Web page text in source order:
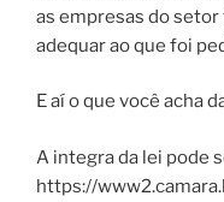
as empresas do setor
adequar ao que foi
E aí o que você acha
A integra da lei pode
https://